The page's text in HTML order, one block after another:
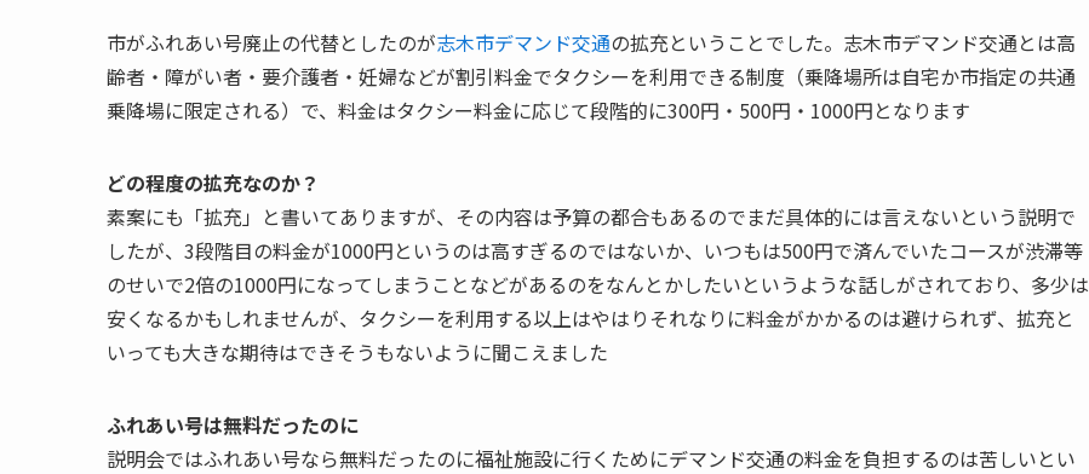
市がふれあい号廃止の代替としたのが志木市デマンド交通の拡充ということでした。志木市デマンド交通とは高
齢者・障がい者・要介護者・妊婦などが割引料金でタクシーを利用できる制度（乗降場所は自宅か市指定の共通
乗降場に限定される）で、料金はタクシー料金に応じて段階的に300円・500円・1000円となります
どの程度の拡充なのか？
素案にも「拡充」と書いてありますが、その内容は予算の都合もあるのでまだ具体的には言えないという説明で
したが、3段階目の料金が1000円というのは高すぎるのではないか、いつもは500円で済んでいたコースが渋滞等
のせいで2倍の1000円になってしまうことなどがあるのをなんとかしたいというような話しがされており、多少は
安くなるかもしれませんが、タクシーを利用する以上はやはりそれなりに料金がかかるのは避けられず、拡充と
いっても大きな期待はできそうもないように聞こえました
ふれあい号は無料だったのに
説明会ではふれあい号なら無料だったのに福祉施設に行くためにデマンド交通の料金を負担するのは苦しいとい